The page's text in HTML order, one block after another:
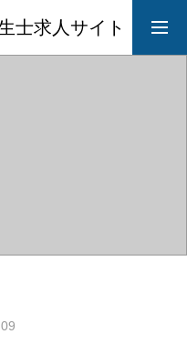
士求人サイト
1